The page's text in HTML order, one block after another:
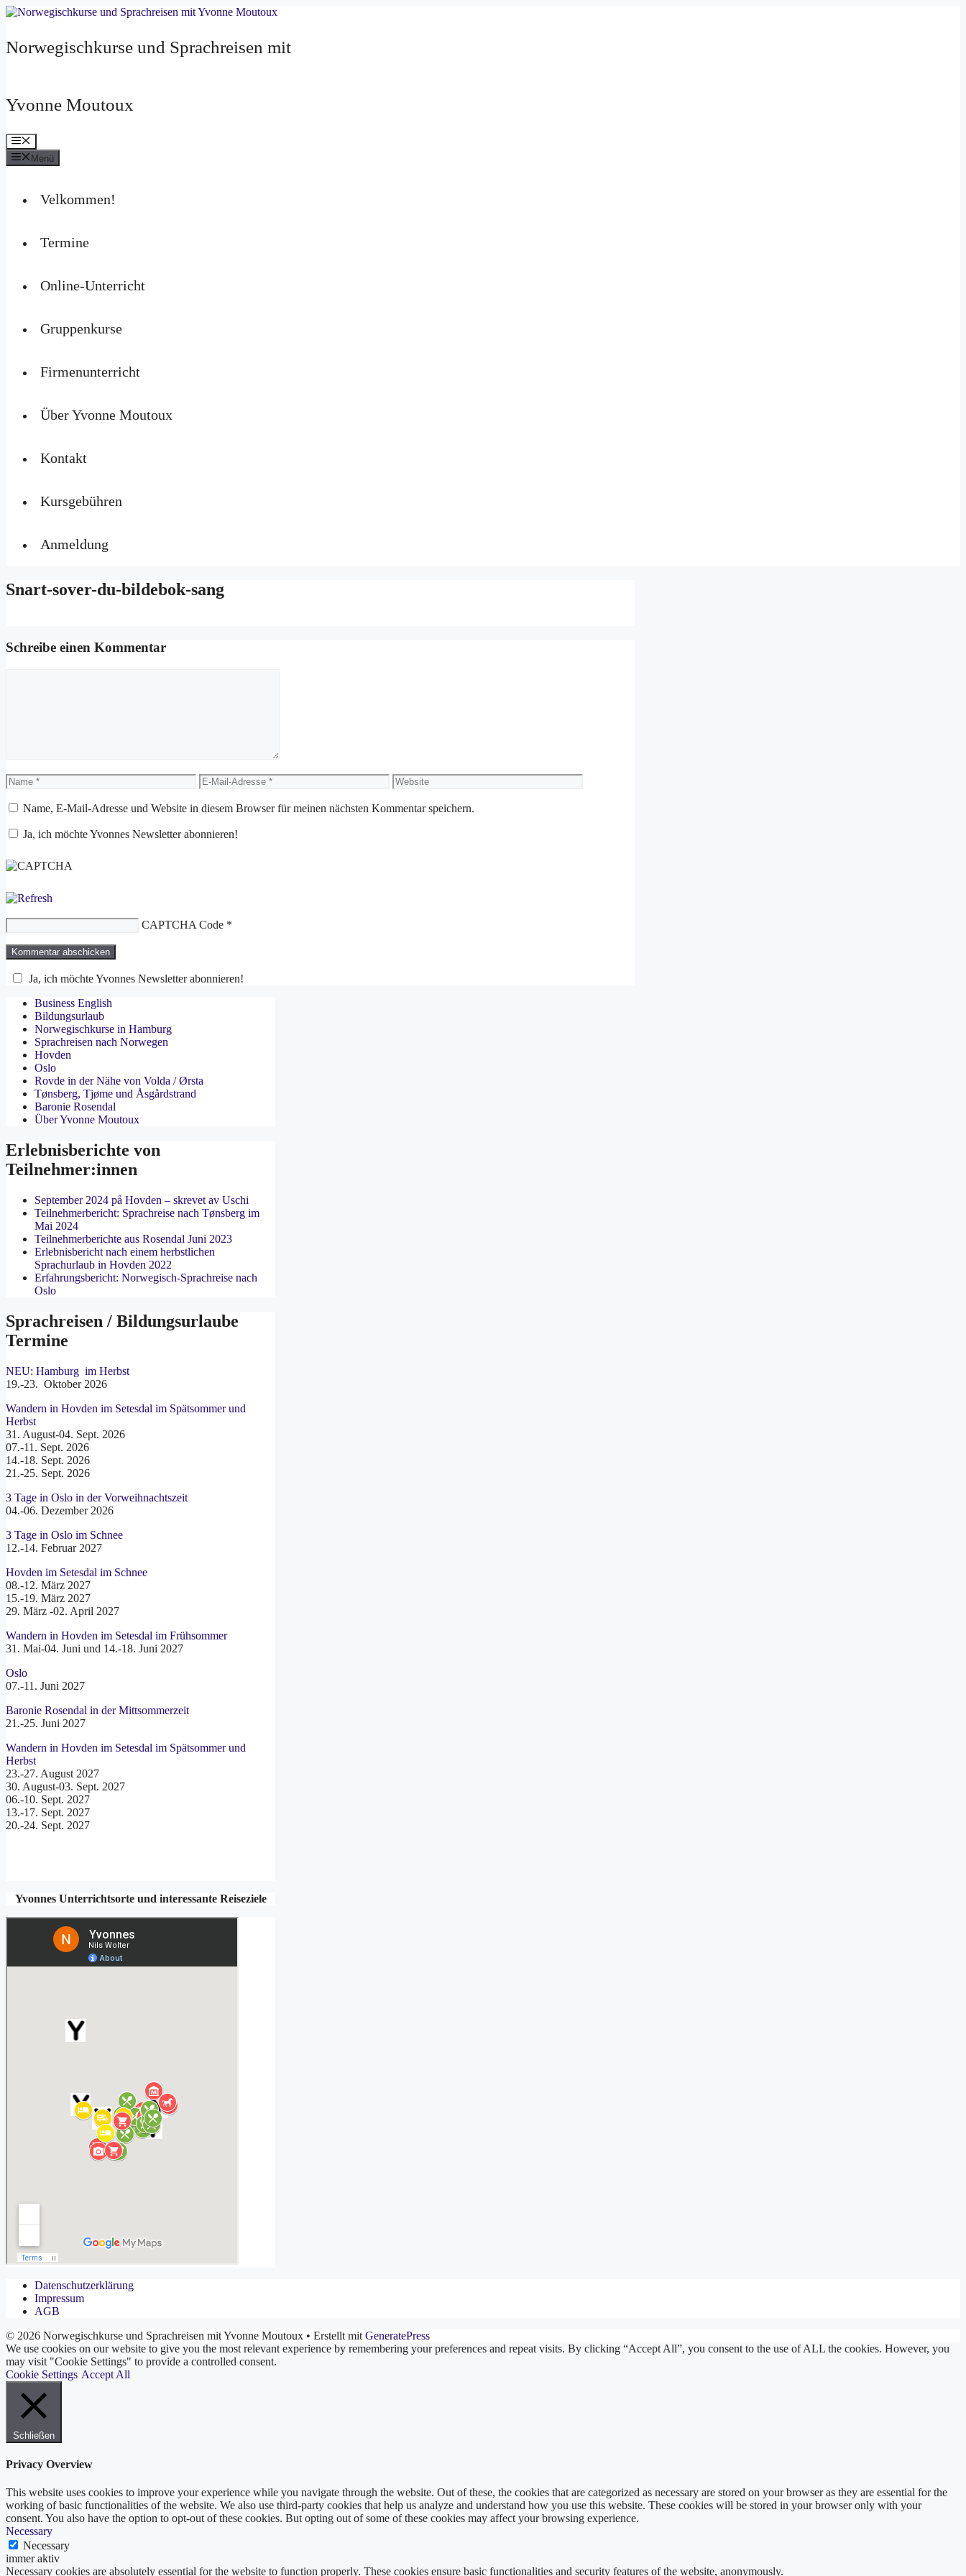
Zum
Norwegischkurse und Sprachreisen mit
Yvonne Moutoux
Menü
Menü
Velkommen!
Termine
Online-Unterricht
Gruppenkurse
Firmenunterricht
Über Yvonne Moutoux
Kontakt
Kursgebühren
Anmeldung
Snart-sover-du-bildebok-sang
Schreibe einen Kommentar
Name
E-
Mail-
Adresse
Website
Name, E-Mail-Adresse und Website in diesem Browser für meinen nächsten Kommentar speichern.
Ja, ich möchte Yvonnes Newsletter abonnieren!
CAPTCHA Code *
Ja, ich möchte Yvonnes Newsletter abonnieren!
Business English
Bildungsurlaub
Norwegischkurse in Hamburg
Sprachreisen nach Norwegen
Hovden
Oslo
Rovde in der Nähe von Volda / Ørsta
Tønsberg, Tjøme und Åsgårdstrand
Baronie Rosendal
Über Yvonne Moutoux
Erlebnisberichte von
Teilnehmer:innen
September 2024 på Hovden – skrevet av Uschi
Teilnehmerbericht: Sprachreise nach Tønsberg im
Mai 2024
Teilnehmerberichte aus Rosendal Juni 2023
Erlebnisbericht nach einem herbstlichen
Sprachurlaub in Hovden 2022
Erfahrungsbericht: Norwegisch-Sprachreise nach
Oslo
Sprachreisen / Bildungsurlaube
Termine
NEU: Hamburg im Herbst
19.-23. Oktober 2026
Wandern in Hovden im Setesdal im Spätsommer und
Herbst
31. August-04. Sept. 2026
07.-11. Sept. 2026
14.-18. Sept. 2026
21.-25. Sept. 2026
3 Tage in Oslo in der Vorweihnachtszeit
04.-06. Dezember 2026
3 Tage in Oslo im Schnee
12.-14. Februar 2027
Hovden im Setesdal im Schnee
08.-12. März 2027
15.-19. März 2027
29. März -02. April 2027
Wandern in Hovden im Setesdal im Frühsommer
31. Mai-04. Juni und 14.-18. Juni 2027
Oslo
07.-11. Juni 2027
Baronie Rosendal in der Mittsommerzeit
21.-25. Juni 2027
Wandern in Hovden im Setesdal im Spätsommer und
Herbst
23.-27. August 2027
30. August-03. Sept. 2027
06.-10. Sept. 2027
13.-17. Sept. 2027
20.-24. Sept. 2027
Yvonnes Unterrichtsorte und interessante Reiseziele
Datenschutzerklärung
Impressum
AGB
© 2026 Norwegischkurse und Sprachreisen mit Yvonne Moutoux • Erstellt mit GeneratePress
We use cookies on our website to give you the most relevant experience by remembering your preferences and repeat visits. By clicking “Accept All”, you consent to the use of ALL the cookies. However, you
may visit "Cookie Settings" to provide a controlled consent.
Cookie Settings Accept All
Schließen
Privacy Overview
This website uses cookies to improve your experience while you navigate through the website. Out of these, the cookies that are categorized as necessary are stored on your browser as they are essential for the
working of basic functionalities of the website. We also use third-party cookies that help us analyze and understand how you use this website. These cookies will be stored in your browser only with your
consent. You also have the option to opt-out of these cookies. But opting out of some of these cookies may affect your browsing experience.
Necessary
Necessary
immer aktiv
Necessary cookies are absolutely essential for the website to function properly. These cookies ensure basic functionalities and security features of the website, anonymously.